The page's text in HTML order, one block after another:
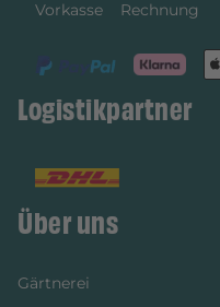
Vorkasse Rechnung
Logistikpartner
Über uns
Gärtnerei